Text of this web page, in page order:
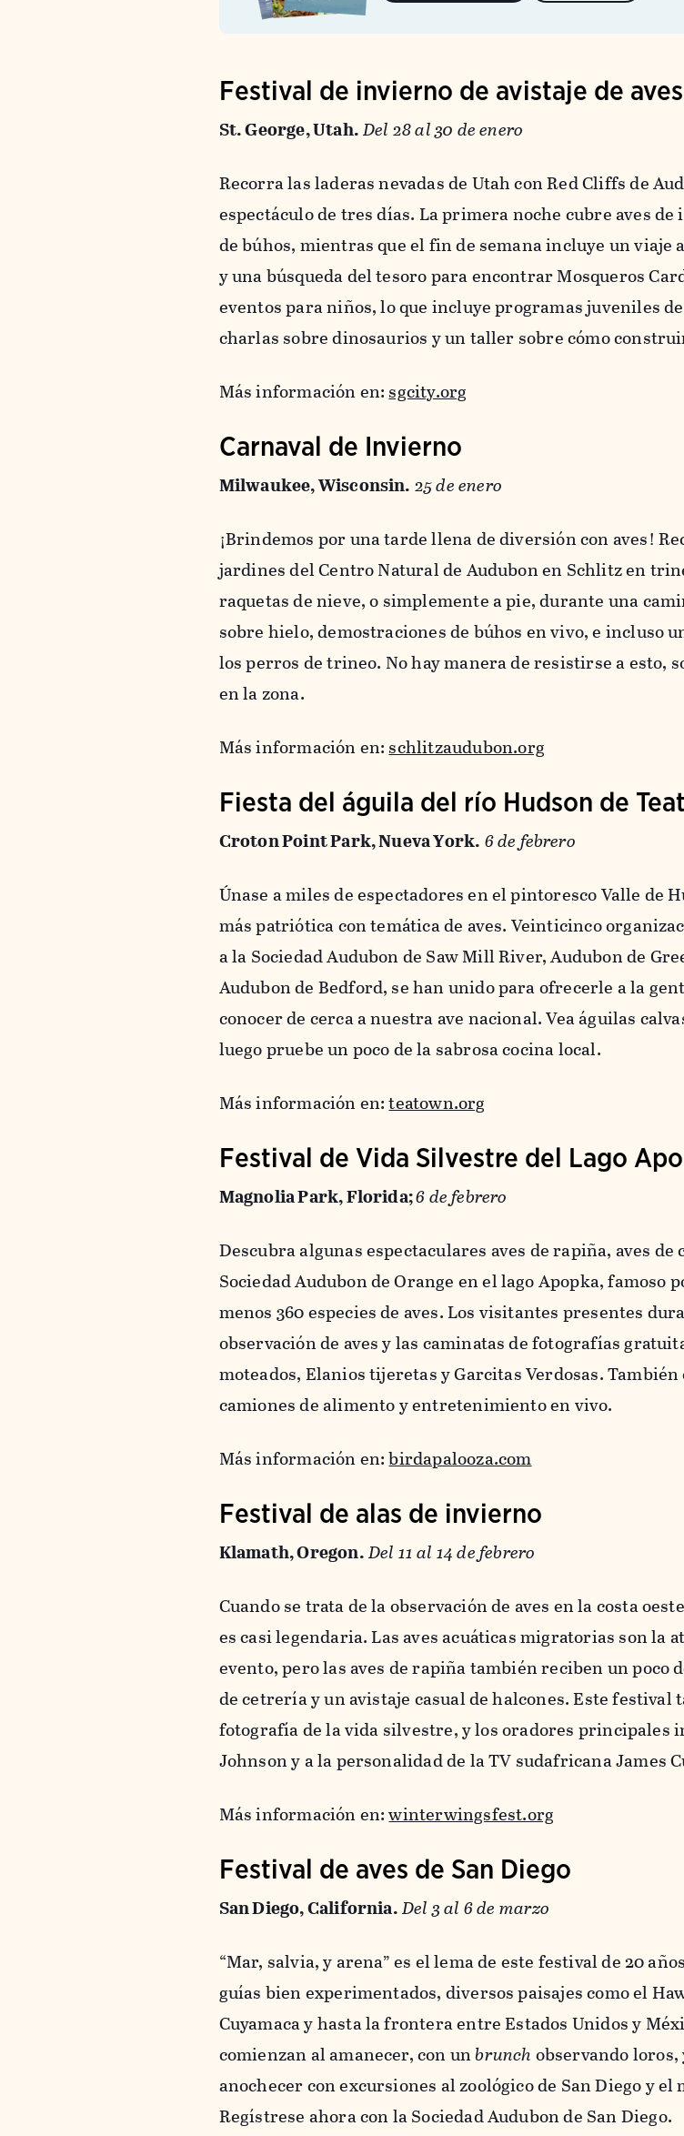
Festival de invierno de avistaje de
St. George, Utah.Del 28 al 30 de enero
Recorra las laderas nevadas de Utah con Red Cliffs de
espectáculo de tres días. La primera noche cubre aves
de búhos, mientras que el fin de semana incluye un viaje
y una búsqueda del tesoro para encontrar Mosqueros
eventos para niños, lo que incluye programas juveniles
charlas sobre dinosaurios y un taller sobre cómo
Más información en:sgcity.org
Carnaval de Invierno
Milwaukee, Wisconsin. 25 de enero
¡Brindemos por una tarde llena de diversión con aves!
jardines del Centro Natural de Audubon en Schlitz en
raquetas de nieve, o simplemente a pie, durante una
sobre hielo, demostraciones de búhos en vivo, e incluso
los perros de trineo. No hay manera de resistirse a esto,
en la zona.
Más información en:schlitzaudubon.org
Fiesta del águila del río Hudson de
Croton Point Park, Nueva York. 6 de febrero
Únase a miles de espectadores en el pintoresco Valle de
más patriótica con temática de aves. Veinticinco
a la Sociedad Audubon de Saw Mill River, Audubon de
Audubon de Bedford, se han unido para ofrecerle a la
conocer de cerca a nuestra ave nacional. Vea águilas
luego pruebe un poco de la sabrosa cocina local.
Más información en:teatown.org
Festival de Vida Silvestre del Lago
Magnolia Park, Florida;6 de febrero
Descubra algunas espectaculares aves de rapiña, aves
Sociedad Audubon de Orange en el lago Apopka, famoso
menos 360 especies de aves. Los visitantes presentes
observación de aves y las caminatas de fotografías
moteados, Elanios tijeretas y Garcitas Verdosas.
camiones de alimento y entretenimiento en vivo.
Más información en:birdapalooza.com
Festival de alas de invierno
Klamath, Oregon.Del 11 al 14 de febrero
Cuando se trata de la observación de aves en la costa
es casi legendaria. Las aves acuáticas migratorias son la
evento, pero las aves de rapiña también reciben un poco
de cetrería y un avistaje casual de halcones.Este festival
fotografía de la vida silvestre, y los oradores principales
Johnson y a la personalidad de la TV sudafricana James
Más información en:winterwingsfest.org
Festival de aves de San Diego
San Diego, California.Del 3 al 6 de marzo
“Mar, salvia, y arena” es el lema de este festival de 20
guías bien experimentados, diversos paisajes como el
Cuyamaca y hasta la frontera entre Estados Unidos y
comienzan al amanecer, con unbrunch observando
anochecer con excursiones al zoológico de San Diego y
Regístrese ahora con la Sociedad Audubon de San Diego.